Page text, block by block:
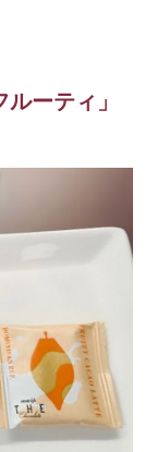
ーティ」